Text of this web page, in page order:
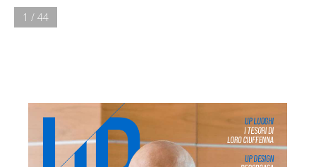
UP LUOGHI
I TESORI DI
LORO CIUFFENNA
UP DESIGN
1 / 44